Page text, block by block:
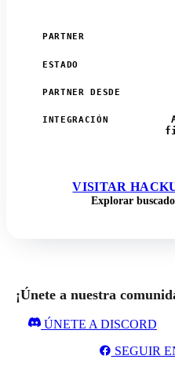
PARTNER
ESTADO
PARTNER DESDE
INTEGRACIÓN
VISITAR
Explorar
¡Únete a nuestra
ÚNETE A DISCORD
SEGUIR